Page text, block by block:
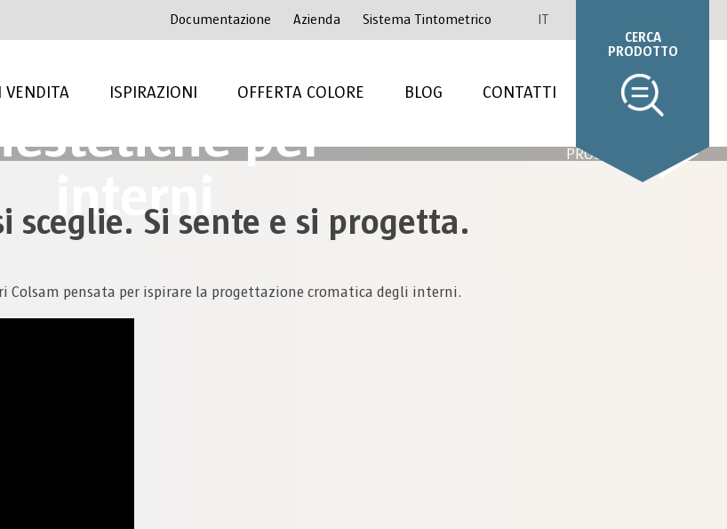
Documentazione Azienda Sistema Tintometrico IT
VENDITA ISPIRAZIONI OFFERTA COLORE BLOG CONTATTI
CERCA
PRODOTTO
132. Cromie
per
interni
PROSSIMO
sceglie. Si sente e si progetta.
Colsam pensata per ispirare la progettazione cromatica degli interni.